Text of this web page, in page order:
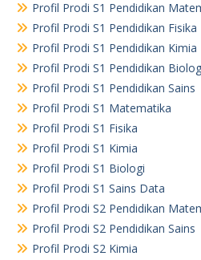
Profil Prodi S1 Pendidikan
Profil Prodi S1 Pendidikan Fisika
Profil Prodi S1 Pendidikan Kimia
Profil Prodi S1 Pendidikan
Profil Prodi S1 Pendidikan Sains
Profil Prodi S1 Matematika
Profil Prodi S1 Fisika
Profil Prodi S1 Kimia
Profil Prodi S1 Biologi
Profil Prodi S1 Sains Data
Profil Prodi S2 Pendidikan
Profil Prodi S2 Pendidikan Sains
Profil Prodi S2 Kimia